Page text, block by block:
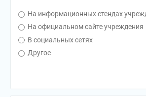
На информационных стендах
На официальном сайте учреждения
В социальных сетях
Другое